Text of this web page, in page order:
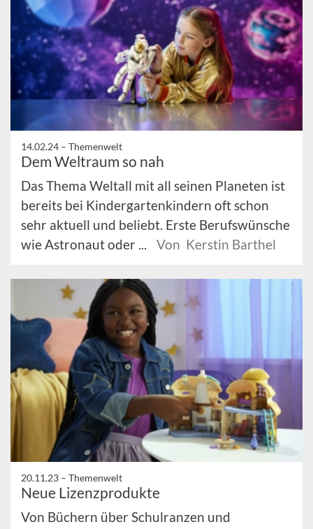
14.02.24 – Themenwelt
Dem Weltraum so nah
Das Thema Weltall mit all seinen Planeten ist
bereits bei Kindergartenkindern oft schon
sehr aktuell und beliebt. Erste Berufswünsche
wie Astronaut oder ...
Von Kerstin Barthel
20.11.23 – Themenwelt
Neue Lizenzprodukte
Von Büchern über Schulranzen und